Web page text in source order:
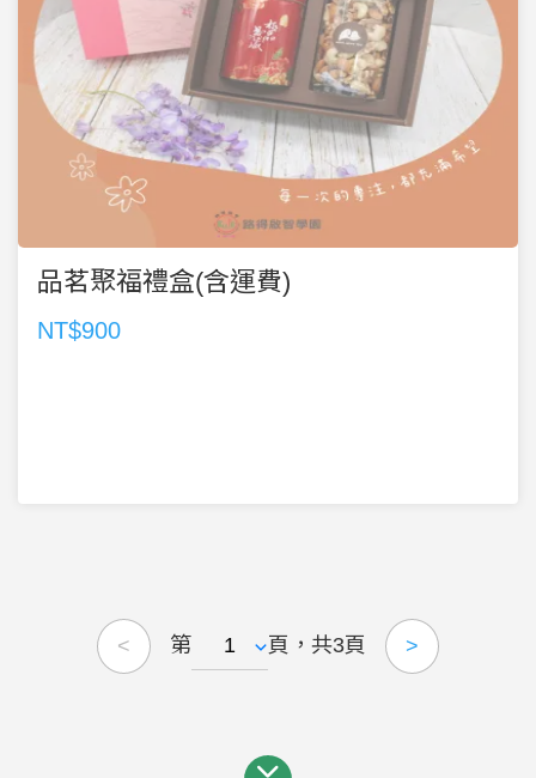
品茗聚福禮盒(含運費)
NT$900
< 第 頁，共3頁 >